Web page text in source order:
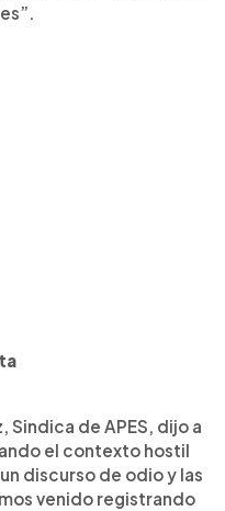
de APES, dijo a
el contexto hostil
discurso de odio y las
venido registrando